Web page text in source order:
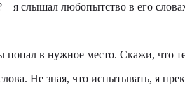
я слышал любопытство в его
попал в нужное место. Скажи, что
Не зная, что испытывать, я